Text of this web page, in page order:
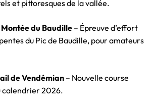
et pittoresques de la vallée.
du Baudille – Épreuve d’effort
du Pic de Baudille, pour amateurs
de Vendémian – Nouvelle course
calendrier 2026.